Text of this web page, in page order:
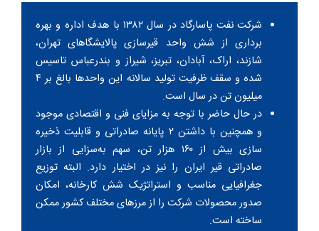
شرکت نفت پاسارگاد در سال ۱۳۸۲ با هدف اداره و بهره
برداری از شش واحد قیرسازی پالایشگاهای تهران،
شازند، اراک، آبادان، تبریز، شیراز و بندرعباس تاسیس
شده و سقف ظرفیت تولید سالانه این واحدها بالغ بر ۴
میلیون تن در سال است.
در حال حاضر با توجه به مزایای فنی و اقتصادی موجود
و همچنین با داشتن ۲ پایانه صادراتی و قابلیت ذخیره
سازی بیش از ۱۶۰ هزار تن، سهم به‌سزایی از بازار
صادراتی قیر ایران را نیز در اختیار دارد. البته توزیع
جغرافیایی مناسب و استراتژیک شش کارخانه، امکان
صدور محصولات شرکت را از مرزهای مختلف کشور ممکن
ساخته است.